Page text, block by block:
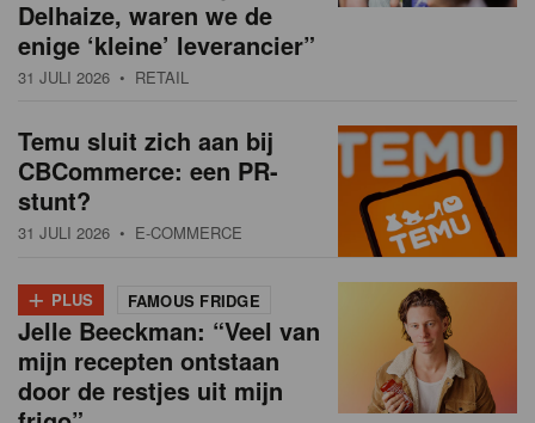
Delhaize, waren we de
enige ‘kleine’ leverancier”
31 JULI 2026 • RETAIL
Temu sluit zich aan bij
CBCommerce: een PR-
stunt?
31 JULI 2026 • E-COMMERCE
+ PLUS FAMOUS FRIDGE
Jelle Beeckman: “Veel van
mijn recepten ontstaan
door de restjes uit mijn